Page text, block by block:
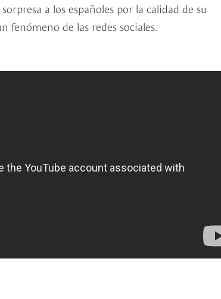
a los españoles por la calidad de su
fenómeno de las redes sociales.